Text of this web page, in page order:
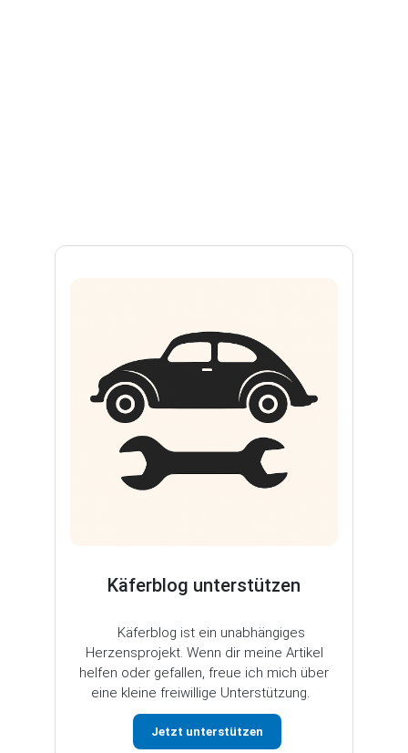
Käferblog unterstützen
Käferblog ist ein unabhängiges
Herzensprojekt. Wenn dir meine Artikel
helfen oder gefallen, freue ich mich über
eine kleine freiwillige Unterstützung.
Jetzt unterstützen